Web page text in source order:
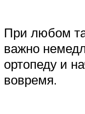
При любом
важно
ортопеду и
вовремя.